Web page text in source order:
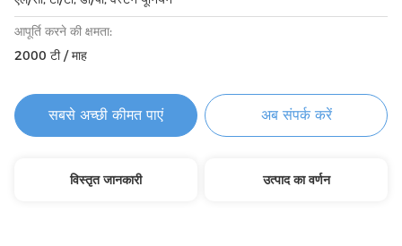
आपूर्ति करने की क्षमता:
2000 टी / माह
सबसे अच्छी कीमत पाएं अब संपर्क करें
विस्तृत जानकारी उत्पाद का वर्णन